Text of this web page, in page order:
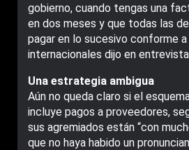
gobierno, cuando tengas una
en dos meses y que todas las
pagar en lo sucesivo conforme
internacionales dijo en
Una estrategia ambigua
Aún no queda claro si el
incluye pagos a proveedores,
sus agremiados están “con
que no haya habido un